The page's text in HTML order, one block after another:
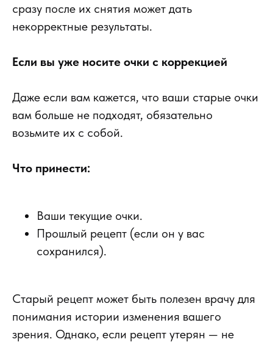
сразу после их снятия может дать
некорректные результаты.
Если вы уже носите очки с коррекцией
Даже если вам кажется, что ваши старые очки
вам больше не подходят, обязательно
возьмите их с собой.
Что принести:
Ваши текущие очки.
Прошлый рецепт (если он у вас
сохранился).
Старый рецепт может быть полезен врачу для
понимания истории изменения вашего
зрения. Однако, если рецепт утерян — не